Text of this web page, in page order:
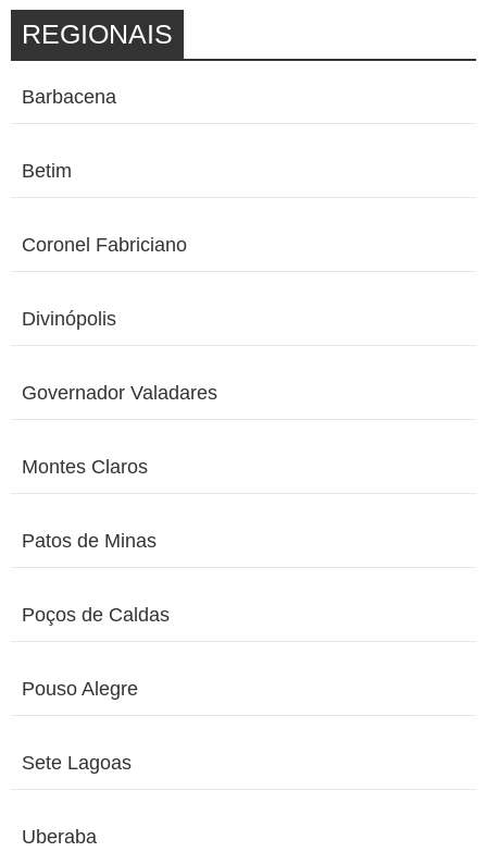
REGIONAIS
Barbacena
Betim
Coronel Fabriciano
Divinópolis
Governador Valadares
Montes Claros
Patos de Minas
Poços de Caldas
Pouso Alegre
Sete Lagoas
Uberaba